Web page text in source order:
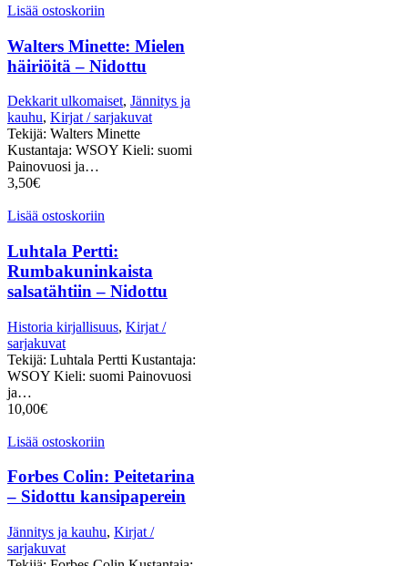
Lisää ostoskoriin
Walters Minette: Mielen
häiriöitä – Nidottu
Dekkarit ulkomaiset, Jännitys ja
kauhu, Kirjat / sarjakuvat
Tekijä: Walters Minette
Kustantaja: WSOY Kieli: suomi
Painovuosi ja…
3,50€
Lisää ostoskoriin
Luhtala Pertti:
Rumbakuninkaista
salsatähtiin – Nidottu
Historia kirjallisuus, Kirjat /
sarjakuvat
Tekijä: Luhtala Pertti Kustantaja:
WSOY Kieli: suomi Painovuosi
ja…
10,00€
Lisää ostoskoriin
Forbes Colin: Peitetarina
– Sidottu kansipaperein
Jännitys ja kauhu, Kirjat /
sarjakuvat